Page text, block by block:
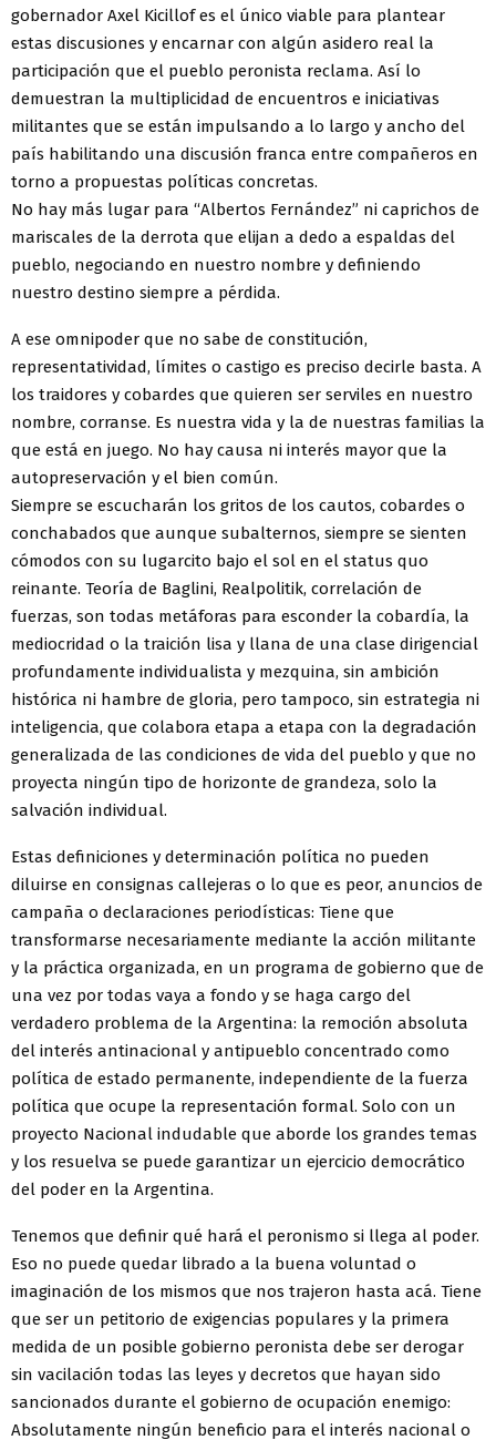
gobernador Axel Kicillof es el único viable para plantear
estas discusiones y encarnar con algún asidero real la
participación que el pueblo peronista reclama. Así lo
demuestran la multiplicidad de encuentros e iniciativas
militantes que se están impulsando a lo largo y ancho del
país habilitando una discusión franca entre compañeros en
torno a propuestas políticas concretas.
No hay más lugar para “Albertos Fernández” ni caprichos de
mariscales de la derrota que elijan a dedo a espaldas del
pueblo, negociando en nuestro nombre y definiendo
nuestro destino siempre a pérdida.
A ese omnipoder que no sabe de constitución,
representatividad, límites o castigo es preciso decirle basta. A
los traidores y cobardes que quieren ser serviles en nuestro
nombre, corranse. Es nuestra vida y la de nuestras familias la
que está en juego. No hay causa ni interés mayor que la
autopreservación y el bien común.
Siempre se escucharán los gritos de los cautos, cobardes o
conchabados que aunque subalternos, siempre se sienten
cómodos con su lugarcito bajo el sol en el status quo
reinante. Teoría de Baglini, Realpolitik, correlación de
fuerzas, son todas metáforas para esconder la cobardía, la
mediocridad o la traición lisa y llana de una clase dirigencial
profundamente individualista y mezquina, sin ambición
histórica ni hambre de gloria, pero tampoco, sin estrategia ni
inteligencia, que colabora etapa a etapa con la degradación
generalizada de las condiciones de vida del pueblo y que no
proyecta ningún tipo de horizonte de grandeza, solo la
salvación individual.
Estas definiciones y determinación política no pueden
diluirse en consignas callejeras o lo que es peor, anuncios de
campaña o declaraciones periodísticas: Tiene que
transformarse necesariamente mediante la acción militante
y la práctica organizada, en un programa de gobierno que de
una vez por todas vaya a fondo y se haga cargo del
verdadero problema de la Argentina: la remoción absoluta
del interés antinacional y antipueblo concentrado como
política de estado permanente, independiente de la fuerza
política que ocupe la representación formal. Solo con un
proyecto Nacional indudable que aborde los grandes temas
y los resuelva se puede garantizar un ejercicio democrático
del poder en la Argentina.
Tenemos que definir qué hará el peronismo si llega al poder.
Eso no puede quedar librado a la buena voluntad o
imaginación de los mismos que nos trajeron hasta acá. Tiene
que ser un petitorio de exigencias populares y la primera
medida de un posible gobierno peronista debe ser derogar
sin vacilación todas las leyes y decretos que hayan sido
sancionados durante el gobierno de ocupación enemigo:
Absolutamente ningún beneficio para el interés nacional o